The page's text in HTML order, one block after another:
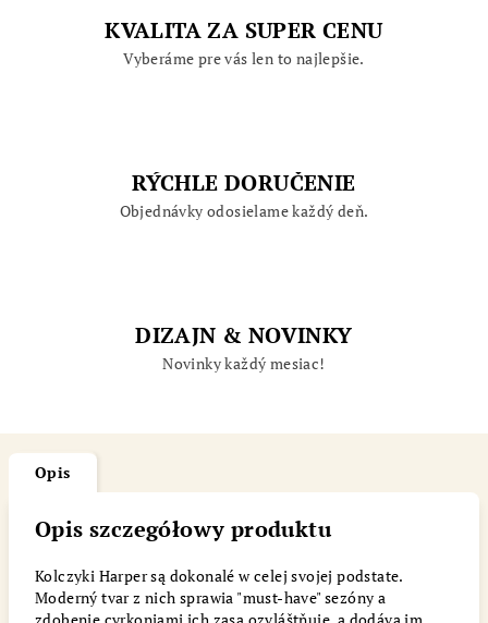
KVALITA ZA SUPER CENU
Vyberáme pre vás len to najlepšie.
RÝCHLE DORUČENIE
Objednávky odosielame každý deň.
DIZAJN & NOVINKY
Novinky každý mesiac!
Opis
Opis szczegółowy produktu
Kolczyki Harper są dokonalé w celej svojej podstate.
Moderný tvar z nich sprawia "must-have" sezóny a